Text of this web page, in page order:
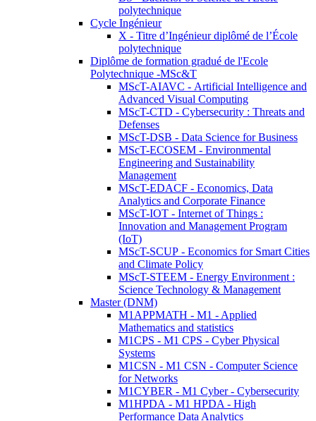
polytechnique
Cycle Ingénieur
X - Titre d’Ingénieur diplômé de l’École
polytechnique
Diplôme de formation gradué de l'Ecole
Polytechnique -MSc&T
MScT-AIAVC - Artificial Intelligence and
Advanced Visual Computing
MScT-CTD - Cybersecurity : Threats and
Defenses
MScT-DSB - Data Science for Business
MScT-ECOSEM - Environmental
Engineering and Sustainability
Management
MScT-EDACF - Economics, Data
Analytics and Corporate Finance
MScT-IOT - Internet of Things :
Innovation and Management Program
(IoT)
MScT-SCUP - Economics for Smart Cities
and Climate Policy
MScT-STEEM - Energy Environment :
Science Technology & Management
Master (DNM)
M1APPMATH - M1 - Applied
Mathematics and statistics
M1CPS - M1 CPS - Cyber Physical
Systems
M1CSN - M1 CSN - Computer Science
for Networks
M1CYBER - M1 Cyber - Cybersecurity
M1HPDA - M1 HPDA - High
Performance Data Analytics